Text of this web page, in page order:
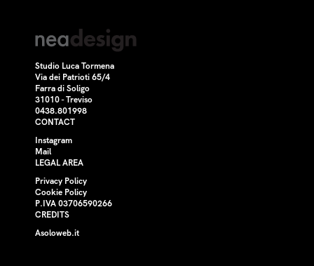
Studio Luca Tormena
Via dei Patrioti 65/4
Farra di Soligo
31010 - Treviso
0438.801998
CONTACT
Instagram
Mail
LEGAL AREA
Privacy Policy
Cookie Policy
P.IVA 03706590266
CREDITS
Asoloweb.it